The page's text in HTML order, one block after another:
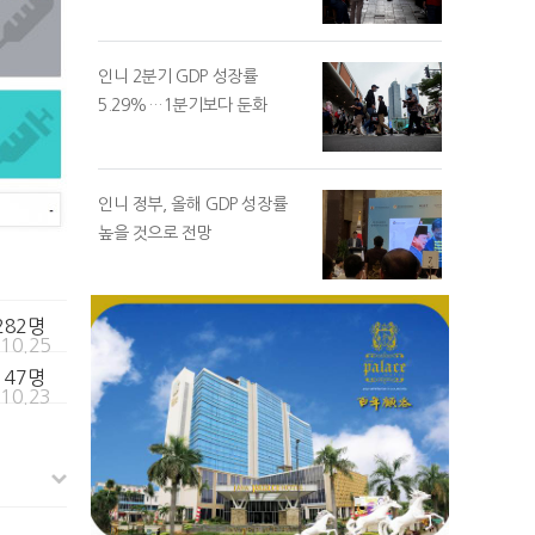
명
명
인니 2분기 GDP 성장률
5.29%…1분기보다 둔화
인니 정부, 올해 GDP 성장률
높을 것으로 전망